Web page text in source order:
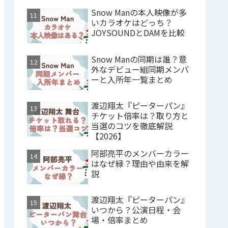
Snow Manの本人映像が多
いカラオケはどっち？
JOYSOUNDとDAMを比較
Snow Manの同期は誰？意
外なデビュー組同期メンバ
ーと入所年一覧まとめ
渡辺翔太『ピーターパン』
チケット倍率は？取り方と
当選のコツを徹底解説
【2026】
阿部亮平のメンバーカラー
はなぜ緑？理由や由来を解
説
渡辺翔太『ピーターパン』
いつから？公演日程・会
場・倍率まとめ